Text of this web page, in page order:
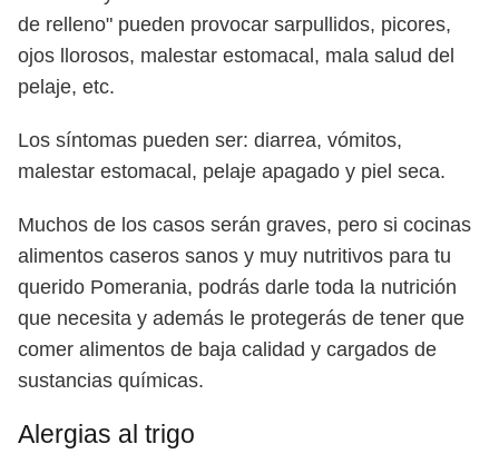
de relleno" pueden provocar sarpullidos, picores,
ojos llorosos, malestar estomacal, mala salud del
pelaje, etc.
Los síntomas pueden ser: diarrea, vómitos,
malestar estomacal, pelaje apagado y piel seca.
Muchos de los casos serán graves, pero si cocinas
alimentos caseros sanos y muy nutritivos para tu
querido Pomerania, podrás darle toda la nutrición
que necesita y además le protegerás de tener que
comer alimentos de baja calidad y cargados de
sustancias químicas.
Alergias al trigo